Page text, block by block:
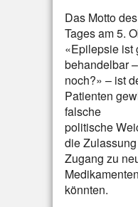
Das Motto
Tages am 5.
«Epilepsie ist
behandelbar
noch?» – ist
Patienten
falsche
politische
die
Zugang zu
könnten.